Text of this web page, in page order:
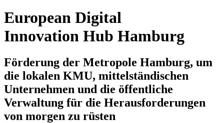
European Digital
Innovation Hub Hamburg
Förderung der Metropole Hamburg, um
die lokalen KMU, mittelständischen
Unternehmen und die öffentliche
Verwaltung für die Herausforderungen
von morgen zu rüsten